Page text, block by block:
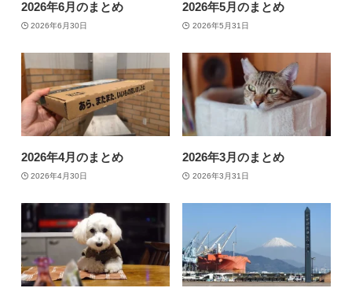
2026年6月のまとめ
2026年6月30日
2026年5月のまとめ
2026年5月31日
2026年4月のまとめ
2026年4月30日
2026年3月のまとめ
2026年3月31日